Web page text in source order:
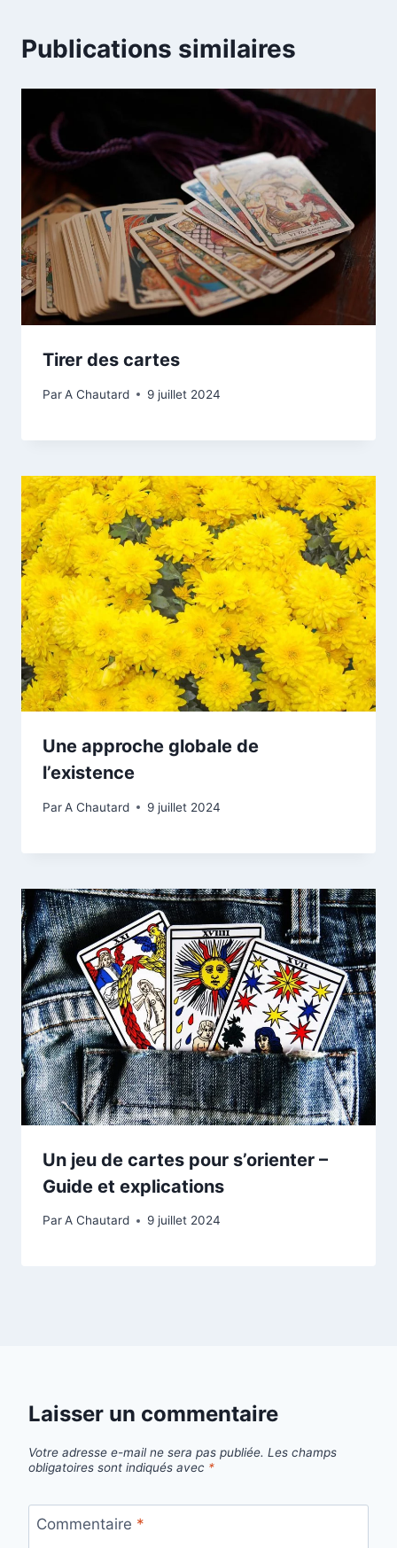
Publications similaires
Tirer des cartes
ParA Chautard 9 juillet 2024
Une approche globale de
l’existence
ParA Chautard 9 juillet 2024
Un jeu de cartes pour s’orienter –
Guide et explications
ParA Chautard 9 juillet 2024
Laisser un commentaire
Votre adresse e-mail ne sera pas publiée. Les champs
obligatoires sont indiqués avec *
Commentaire *